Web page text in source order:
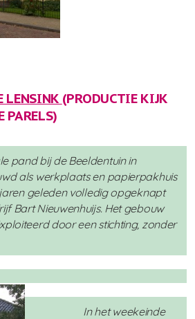
LENSINK (PRODUCTIE KIJK
PARELS)
pand bij de Beeldentuin in
als werkplaats en papierpakhuis
geleden volledig opgeknapt
Bart Nieuwenhuijs. Het gebouw
door een stichting, zonder
In het weekeinde